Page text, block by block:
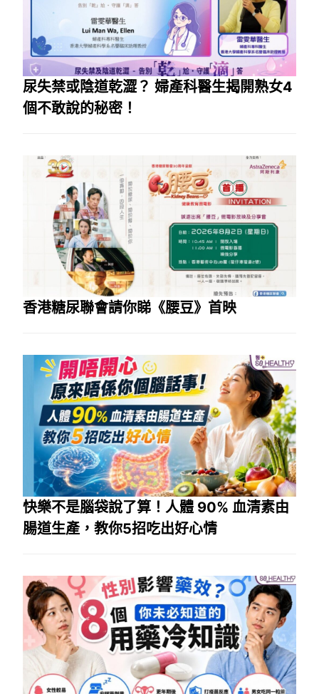
尿失禁或陰道乾澀？ 婦產科醫生揭開熟女4
個不敢說的秘密！
香港糖尿聯會請你睇《腰豆》首映
快樂不是腦袋說了算！人體 90% 血清素由
腸道生產，教你5招吃出好心情